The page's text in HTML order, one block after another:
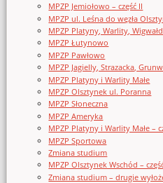
MPZP Jemiołowo – część II
MPZP ul. Leśna do węzła
MPZP Platyny, Warlity,
MPZP Łutynowo
MPZP Pawłowo
MPZP Jagielly, Strazacka,
MPZP Platyny i Warlity Małe
MPZP Olsztynek ul. Poranna
MPZP Słoneczna
MPZP Ameryka
MPZP Platyny i Warlity Małe –
MPZP Sportowa
Zmiana studium
MPZP Olsztynek Wschód –
Zmiana studium – drugie